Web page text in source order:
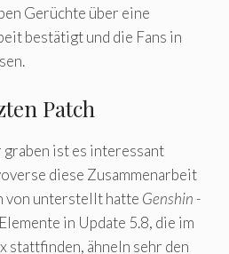
Gerüchte über eine
bestätigt und die Fans in
Patch
ist es interessant
diese Zusammenarbeit
von unterstellt hatte Genshin -
in Update 5.8, die im
stattfinden, ähneln sehr den